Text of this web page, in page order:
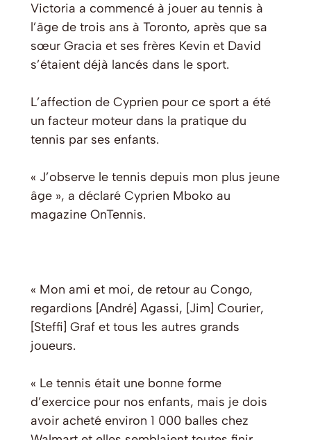
Victoria a commencé à jouer au tennis à
l’âge de trois ans à Toronto, après que sa
sœur Gracia et ses frères Kevin et David
s’étaient déjà lancés dans le sport.
L’affection de Cyprien pour ce sport a été
un facteur moteur dans la pratique du
tennis par ses enfants.
« J’observe le tennis depuis mon plus jeune
âge », a déclaré Cyprien Mboko au
magazine OnTennis.
« Mon ami et moi, de retour au Congo,
regardions [André] Agassi, [Jim] Courier,
[Steffi] Graf et tous les autres grands
joueurs.
« Le tennis était une bonne forme
d’exercice pour nos enfants, mais je dois
avoir acheté environ 1 000 balles chez